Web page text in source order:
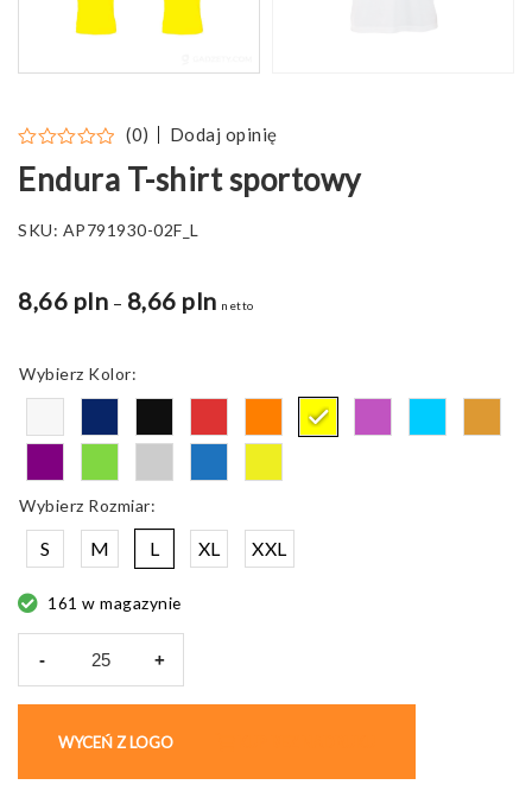
(0) Dodaj opinię
Endura T-shirt sportowy
SKU: AP791930-02F_L
8,66 pln – 8,66 plnZakres
do
netto
Kolor
Rozmiar
S M L XL XXL
161 w magazynie
-
sportowy
+
WYCEŃ Z LOGO